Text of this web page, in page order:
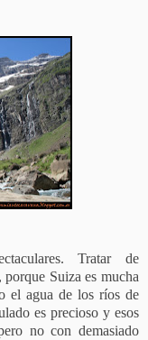
Tratar de
Suiza es mucha
el agua de los ríos de
es precioso y esos
no con demasiado